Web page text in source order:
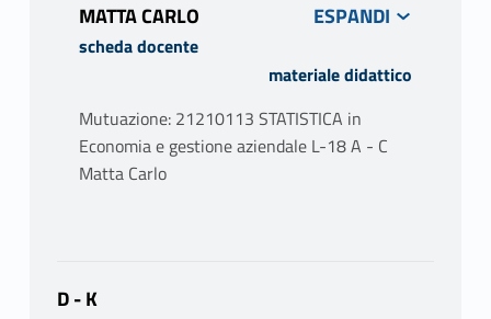
MATTA CARLO
scheda docente
materiale didattico
Mutuazione: 21210113 STATISTICA in
Economia e gestione aziendale L-18 A - C
Matta Carlo
D - K